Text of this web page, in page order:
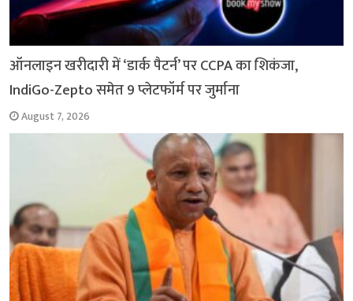
ऑनलाइन खरीदारी में ‘डार्क पैटर्न’ पर CCPA का शिकंजा,
IndiGo-Zepto समेत 9 प्लेटफॉर्म पर जुर्माना
August 7, 2026